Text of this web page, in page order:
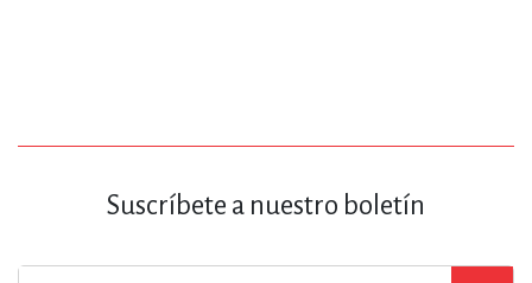
Suscríbete a nuestro boletín